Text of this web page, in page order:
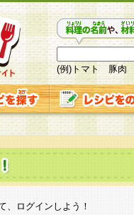
(例)トマト 豚肉
、ログインしよう！